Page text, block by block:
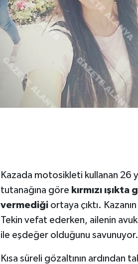
Kazada motosikleti kullanan 26
tutanağına göre kırmızı
vermediğiortaya çıktı.
Tekin vefat ederken, ailenin
ile eşdeğer olduğunu savunuyor.
Kısa süreli gözaltının ardından